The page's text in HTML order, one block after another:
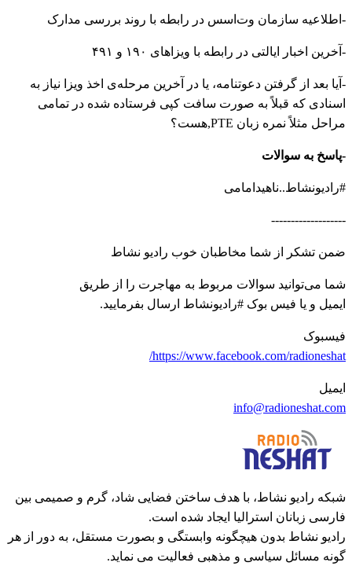
-اطلاعیه سازمان وت‌اسس در رابطه با روند بررسی مدارک
-آخرین اخبار ایالتی در رابطه با ویزاهای ۱۹۰ و ۴۹۱
-آیا بعد از گرفتن دعوتنامه، یا در آخرین مرحله‌ی‌ اخذ ویزا نیاز به
اسنادی که قبلاً به صورت سافت کپی فرستاده شده در تمامی
مراحل مثلاً نمره زبان PTE,هست؟
-پاسخ به سوالات
#رادیونشاط..ناهیدامامی
-------------------
ضمن تشکر از شما مخاطبان خوب رادیو نشاط
شما می‌توانید سوالات مربوط به مهاجرت را از طریق
ایمیل و یا فیس بوک #رادیونشاط ارسال بفرمایید.
فیسبوک
https://www.facebook.com/radioneshat/
ایمیل
info@radioneshat.com
شبکه رادیو نشاط، با هدف ساختن فضایی شاد، گرم و صمیمی بین
فارسی زبانان استرالیا ایجاد شده است.
رادیو نشاط بدون هیچگونه وابستگی و بصورت مستقل، به دور از هر
گونه مسائل سیاسی و مذهبی فعالیت می نماید.